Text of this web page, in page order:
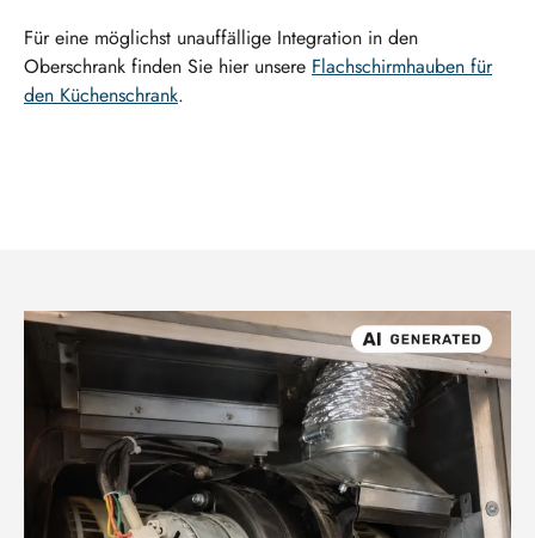
Für eine möglichst unauffällige Integration in den
Oberschrank finden Sie hier unsere Flachschirmhauben für
den Küchenschrank.